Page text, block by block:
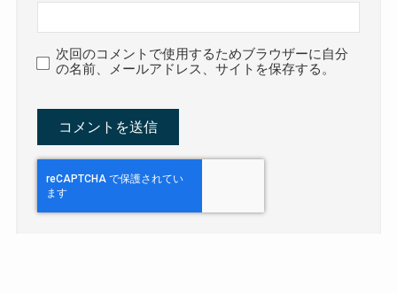
次回のコメントで使用するためブラウザーに自分
の名前、メールアドレス、サイトを保存する。